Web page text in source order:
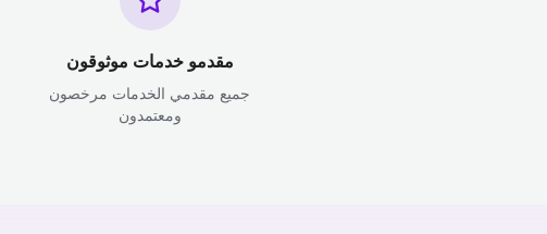
مقدمو خدمات موثوقون
جميع مقدمي الخدمات مرخصون
ومعتمدون